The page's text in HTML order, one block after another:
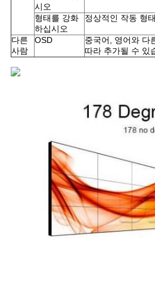
시오
형태를 강화
하십시오
정상적인 작동 형
다른
사람
OSD
중국어, 영어와 다
따라 추가될 수 있